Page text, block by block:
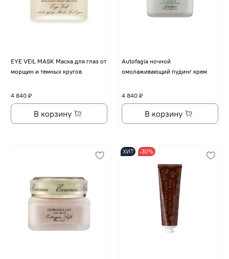
EYE VЕIL MASK Маска для глаз от
морщин и темных кругов
4 840 ₽
В корзину
Autofagia ночной
омолаживающий пудинг крем
4 840 ₽
В корзину
ХИТ -30%